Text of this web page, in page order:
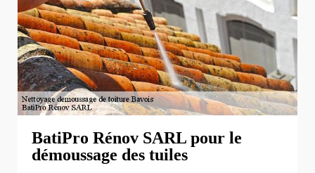
BatiPro Rénov SARL pour le
démoussage des tuiles